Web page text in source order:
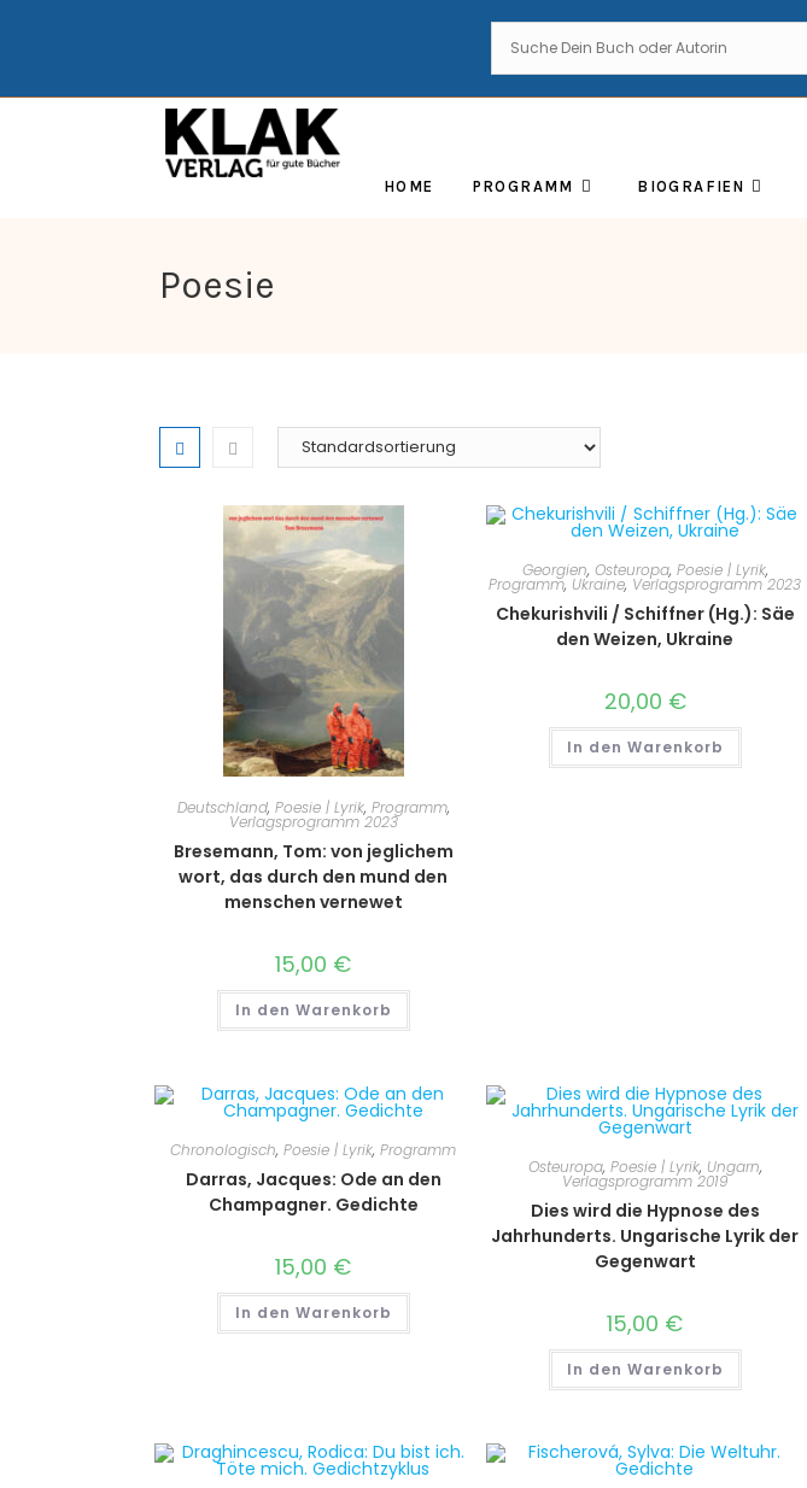
HOME PROGRAMM BIOGRAFIEN
Poesie
Deutschland, Poesie | Lyrik, Programm,
Verlagsprogramm 2023
Bresemann, Tom: von jeglichem
wort, das durch den mund den
menschen vernewet
15,00 €
In den Warenkorb
Georgien, Osteuropa, Poesie | Lyrik,
Programm, Ukraine, Verlagsprogramm 2023
Chekurishvili / Schiffner (Hg.): Säe
den Weizen, Ukraine
20,00 €
In den Warenkorb
Chronologisch, Poesie | Lyrik, Programm
Darras, Jacques: Ode an den
Champagner. Gedichte
15,00 €
In den Warenkorb
Osteuropa, Poesie | Lyrik, Ungarn,
Verlagsprogramm 2019
Dies wird die Hypnose des
Jahrhunderts. Ungarische Lyrik der
Gegenwart
15,00 €
In den Warenkorb